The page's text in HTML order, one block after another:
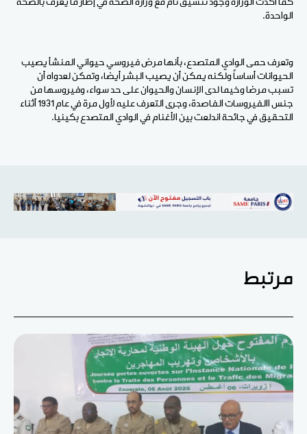
كما أكدت الوزارة وجود تنسيق تام مع وزارة الصحة في إطار ما يعرف بالصحة
الواحدة.
وتعرف حمى الوادي المتصدع، بأنها مرض فيروسي حيواني المنشأ يصيب
الحيوانات أساساً ولكنه يمكن أن يصيب البشر أيضا، وتمكن لعدواه أن
تسبب مرضا وخيما لدى الإنسان والحيوان على حد سواء، وفيروسها من
جنس االفيروسات الفاصدة، وجرى التعرف عليه لأول مرة في عام 1931 أثناء
التحقيق في جائحة اندلعت بين الأغنام في الوادي المتصدع بكينيا.
مرتبط